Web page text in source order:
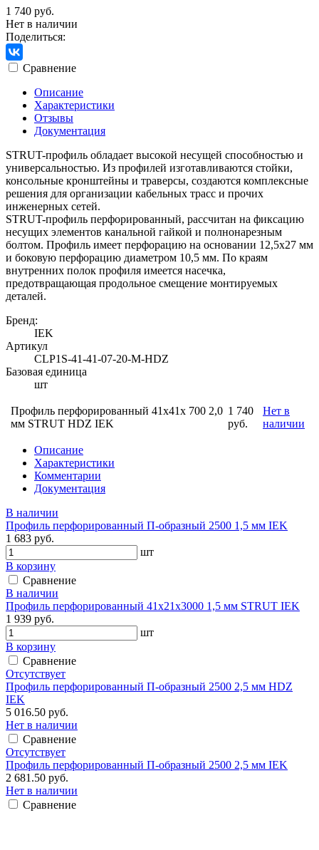
1 740 руб.
Нет в наличии
Поделиться:
Сравнение
Описание
Характеристики
Отзывы
Документация
STRUT-профиль обладает высокой несущей способностью и
универсальностью. Из профилей изготавливаются стойки,
консольные кронштейны и траверсы, создаются комплексные
решения для организации кабельных трасс и прочих
инженерных сетей.
STRUT-профиль перфорированный, рассчитан на фиксацию
несущих элементов канальной гайкой и полнонарезным
болтом. Профиль имеет перфорацию на основании 12,5х27 мм
и боковую перфорацию диаметром 10,5 мм. По краям
внутренних полок профиля имеется насечка,
предотвращающая продольное смещение монтируемых
деталей.
Бренд:
IEK
Артикул
CLP1S-41-41-07-20-M-HDZ
Базовая единица
шт
Профиль перфорированный 41x41х 700 2,0
мм STRUT HDZ IEK
1 740
руб.
Нет в
наличии
Описание
Характеристики
Комментарии
Документация
В наличии
Профиль перфорированный П-образный 2500 1,5 мм IEK
1 683 руб.
шт
В корзину
Сравнение
В наличии
Профиль перфорированный 41х21х3000 1,5 мм STRUT IEK
1 939 руб.
шт
В корзину
Сравнение
Отсутствует
Профиль перфорированный П-образный 2500 2,5 мм HDZ
IEK
5 016.50 руб.
Нет в наличии
Сравнение
Отсутствует
Профиль перфорированный П-образный 2500 2,5 мм IEK
2 681.50 руб.
Нет в наличии
Сравнение